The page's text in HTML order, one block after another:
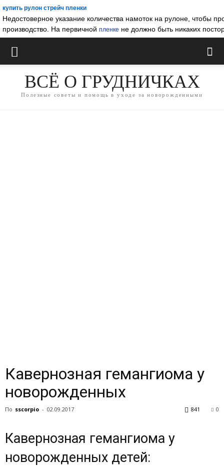
купить рулон стрейч пленки
Недостоверное указание количества намоток на рулоне, чтобы
производство. На первичной пленке не должно быть никаких
ВСЁ О ГРУДНИЧКАХ
Полезные советы и помощь в уходе за новорожденными
Кавернозная гемангиома у
новорожденных
По sscorpio - 02.09.2017 0
841
Кавернозная гемангиома у
новорожденных детей: